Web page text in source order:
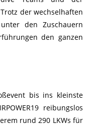
der wechselhaften
den Zuschauern
den ganzen
bis ins kleinste
reibungslos
rund 290 LKWs für